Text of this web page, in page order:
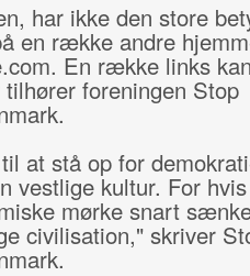
har ikke den store
en række andre
En række links
foreningen Stop
at stå op for
vestlige kultur. For
mørke snart
civilisation," skriver